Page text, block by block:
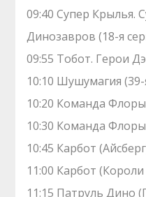
09:40 Супер Крылья.
Динозавров (18-я
09:55 Тобот. Герои
10:10 Шушумагия (39-
10:20 Команда Флоры
10:30 Команда Флоры
10:45 Карбот
11:00 Карбот
11:15 Патруль Дино